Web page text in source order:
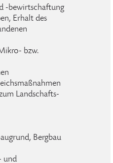
-bewirtschaftung
Erhalt des
bzw.
Landschafts-
Bergbau
und